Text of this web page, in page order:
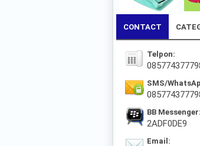
CONTACT
Telpon:
SMS/
BB Messenger:
2ADF0DE9
Email: